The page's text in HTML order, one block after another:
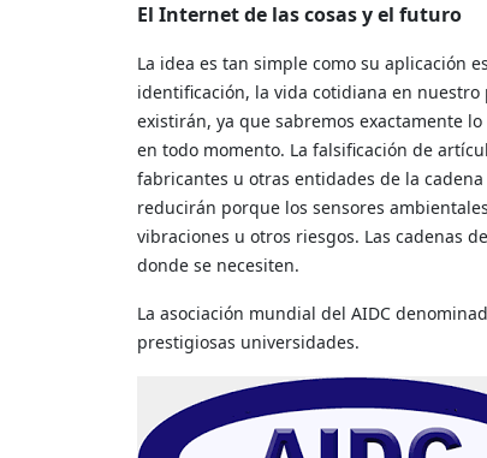
El Internet de las cosas y el futuro
La idea es tan simple como su aplicación
identificación, la vida cotidiana en
existirán, ya que sabremos exactamente
en todo momento. La falsificación de
fabricantes u otras entidades de la
reducirán porque los sensores
vibraciones u otros riesgos. Las cadenas
donde se necesiten.
La asociación mundial del AIDC
prestigiosas universidades.